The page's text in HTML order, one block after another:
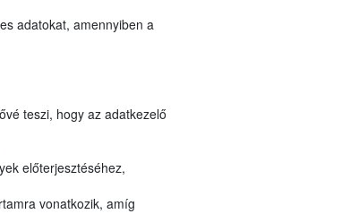
adatokat, amennyiben a
teszi, hogy az adatkezelő
előterjesztéséhez,
vonatkozik, amíg